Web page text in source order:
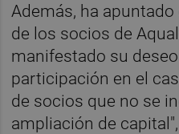
Además, ha
de los socios de
manifestado su
participación en el
de socios que no se
ampliación de